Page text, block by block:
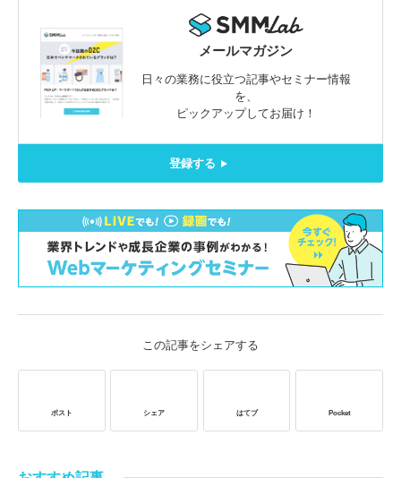
メールマガジン
日々の業務に役立つ記事やセミナー情報
を、
ピックアップしてお届け！
登録する
この記事をシェアする
ポスト シェア はてブ Pocket